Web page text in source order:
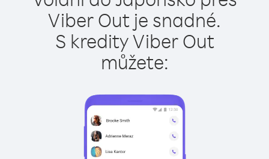
Viber Out je snadné.
S kredity Viber Out
můžete: